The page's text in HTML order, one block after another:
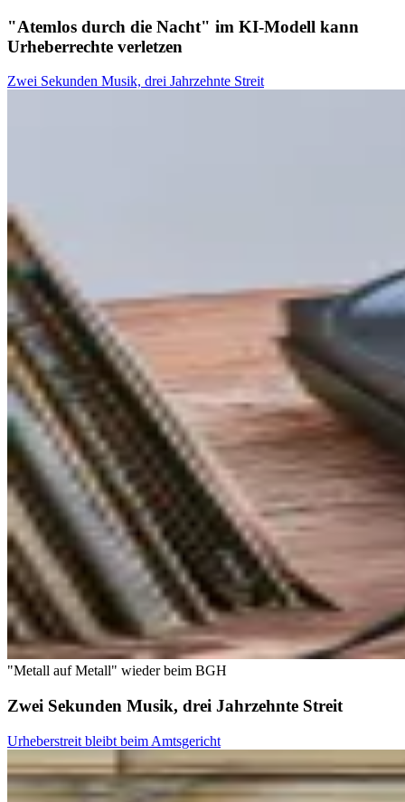
"Atemlos durch die Nacht" im KI-Modell kann
Urheberrechte verletzen
Zwei Sekunden Musik, drei Jahrzehnte Streit
"Metall auf Metall" wieder beim BGH
Zwei Sekunden Musik, drei Jahrzehnte Streit
Urheberstreit bleibt beim Amtsgericht